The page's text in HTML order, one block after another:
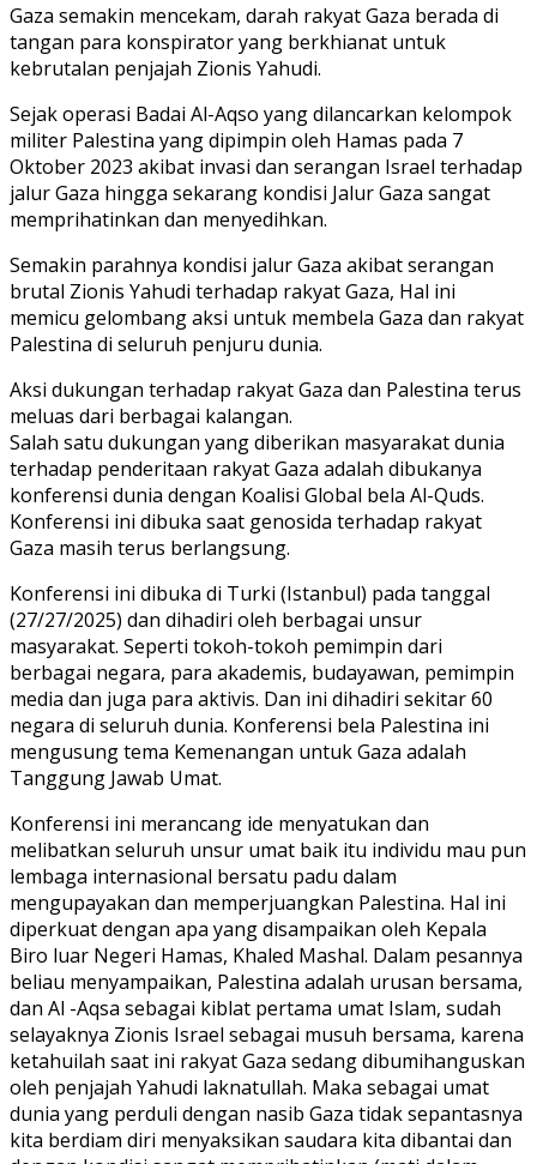
Gaza semakin mencekam, darah rakyat Gaza berada di
tangan para konspirator yang berkhianat untuk
kebrutalan penjajah Zionis Yahudi.
Sejak operasi Badai Al-Aqso yang dilancarkan kelompok
militer Palestina yang dipimpin oleh Hamas pada 7
Oktober 2023 akibat invasi dan serangan Israel terhadap
jalur Gaza hingga sekarang kondisi Jalur Gaza sangat
memprihatinkan dan menyedihkan.
Semakin parahnya kondisi jalur Gaza akibat serangan
brutal Zionis Yahudi terhadap rakyat Gaza, Hal ini
memicu gelombang aksi untuk membela Gaza dan rakyat
Palestina di seluruh penjuru dunia.
Aksi dukungan terhadap rakyat Gaza dan Palestina terus
meluas dari berbagai kalangan.
Salah satu dukungan yang diberikan masyarakat dunia
terhadap penderitaan rakyat Gaza adalah dibukanya
konferensi dunia dengan Koalisi Global bela Al-Quds.
Konferensi ini dibuka saat genosida terhadap rakyat
Gaza masih terus berlangsung.
Konferensi ini dibuka di Turki (Istanbul) pada tanggal
(27/27/2025) dan dihadiri oleh berbagai unsur
masyarakat. Seperti tokoh-tokoh pemimpin dari
berbagai negara, para akademis, budayawan, pemimpin
media dan juga para aktivis. Dan ini dihadiri sekitar 60
negara di seluruh dunia. Konferensi bela Palestina ini
mengusung tema Kemenangan untuk Gaza adalah
Tanggung Jawab Umat.
Konferensi ini merancang ide menyatukan dan
melibatkan seluruh unsur umat baik itu individu mau pun
lembaga internasional bersatu padu dalam
mengupayakan dan memperjuangkan Palestina. Hal ini
diperkuat dengan apa yang disampaikan oleh Kepala
Biro luar Negeri Hamas, Khaled Mashal. Dalam pesannya
beliau menyampaikan, Palestina adalah urusan bersama,
dan Al -Aqsa sebagai kiblat pertama umat Islam, sudah
selayaknya Zionis Israel sebagai musuh bersama, karena
ketahuilah saat ini rakyat Gaza sedang dibumihanguskan
oleh penjajah Yahudi laknatullah. Maka sebagai umat
dunia yang perduli dengan nasib Gaza tidak sepantasnya
kita berdiam diri menyaksikan saudara kita dibantai dan